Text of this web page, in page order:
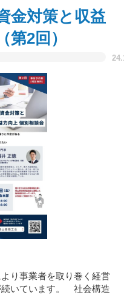
金対策と収益
第2回）
り事業者を取り巻く経営
続いています。 社会構造